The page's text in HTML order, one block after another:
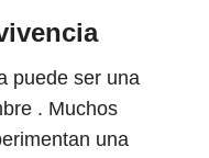
puede ser una
. Muchos
una